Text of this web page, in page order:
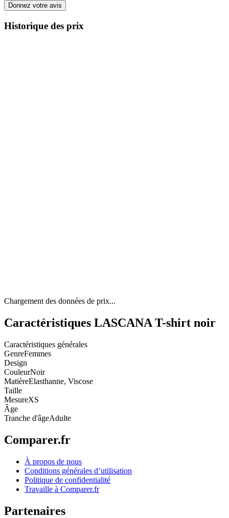
Donnez votre avis
Historique des prix
Chargement des données de prix...
Caractéristiques LASCANA T-shirt noir
Caractéristiques générales
GenreFemmes
Design
CouleurNoir
MatièreElasthanne, Viscose
Taille
MesureXS
Âge
Tranche d'âgeAdulte
Comparer.fr
À propos de nous
Conditions générales d’utilisation
Politique de confidentialité
Travaille à Comparer.fr
Partenaires